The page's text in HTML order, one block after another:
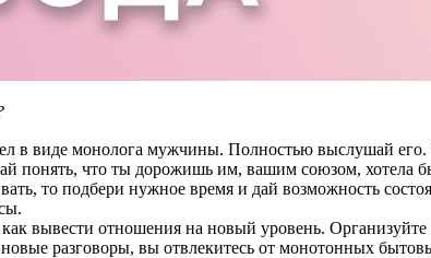
в виде монолога мужчины. Полностью выслушай
понять, что ты дорожишь им, вашим союзом, хотела
то подбери нужное время и дай возможность
вывести отношения на новый уровень.
разговоры, вы отвлекитесь от монотонных